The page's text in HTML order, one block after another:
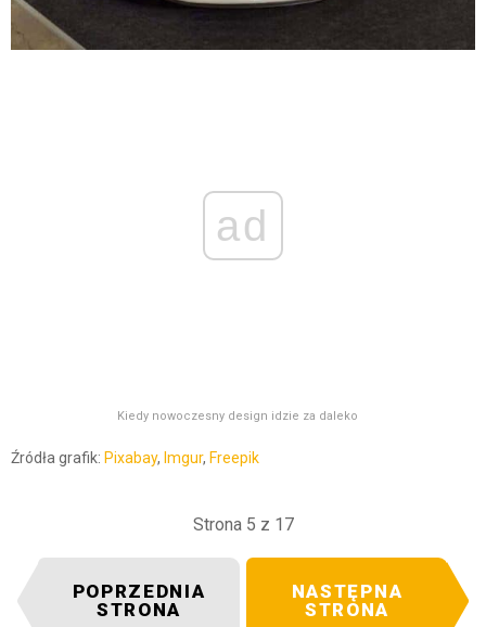
ad
Kiedy nowoczesny design idzie za daleko
Źródła grafik: Pixabay, Imgur, Freepik
Strona 5 z 17
POPRZEDNIA
STRONA
NASTĘPNA
STRONA